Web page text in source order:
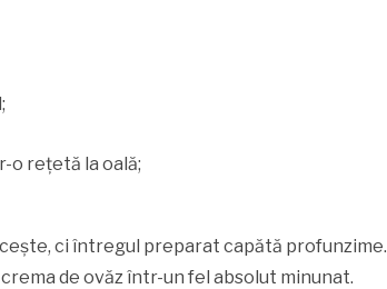
o rețetă la oală;
ci întregul preparat capătă profunzime.
de ovăz într-un fel absolut minunat.